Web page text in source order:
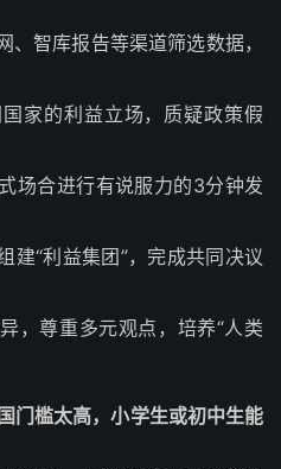
智库报告等渠道筛选数据，
家的利益立场，质疑政策假
场合进行有说服力的3分钟发
建“利益集团”，完成共同决议
，尊重多元观点，培养“人类
门槛太高，小学生或初中生能